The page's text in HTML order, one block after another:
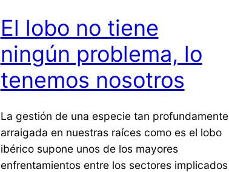
El lobo no tiene
ningún problema, lo
tenemos nosotros
La gestión de una especie tan profundamente
arraigada en nuestras raíces como es el lobo
ibérico supone unos de los mayores
enfrentamientos entre los sectores implicados